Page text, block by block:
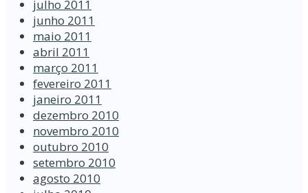
julho 2011
junho 2011
maio 2011
abril 2011
março 2011
fevereiro 2011
janeiro 2011
dezembro 2010
novembro 2010
outubro 2010
setembro 2010
agosto 2010